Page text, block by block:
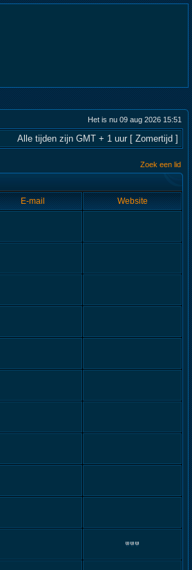
Het is nu 09 aug 2026 15:51
Alle tijden zijn GMT + 1 uur [ Zomertijd ]
Zoek een lid
E-mail Website